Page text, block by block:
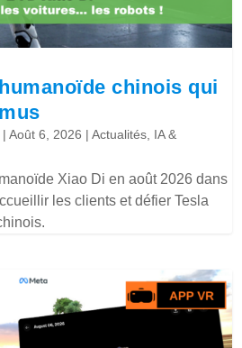
chinois qui
|Août 6, 2026 |Actualités IA &
Xiao Di en août 2026 dans
les clients et défier Tesla